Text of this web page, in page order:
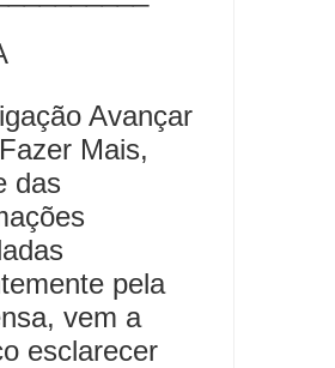
Avançar
Mais,
das
pela
vem a
esclarecer